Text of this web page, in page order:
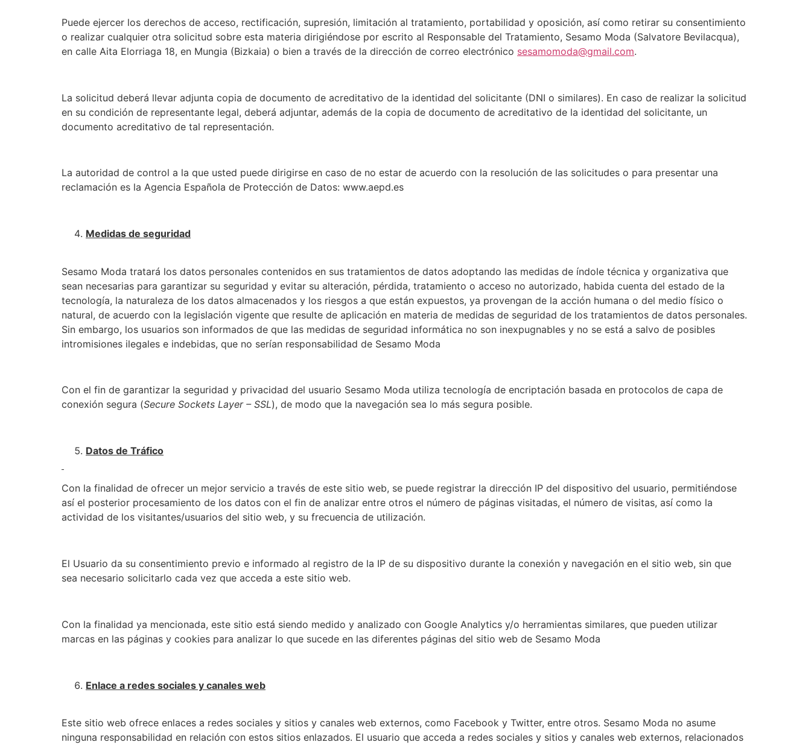
Puede ejercer los derechos de acceso, rectificación, supresión, limitación al tratamiento, portabilidad y oposición, así como retirar su consentimiento
o realizar cualquier otra solicitud sobre esta materia dirigiéndose por escrito al Responsable del Tratamiento, Sesamo Moda (Salvatore Bevilacqua),
en calle Aita Elorriaga 18, en Mungia (Bizkaia) o bien a través de la dirección de correo electrónico sesamomoda@gmail.com.
La solicitud deberá llevar adjunta copia de documento de acreditativo de la identidad del solicitante (DNI o similares). En caso de realizar la solicitud
en su condición de representante legal, deberá adjuntar, además de la copia de documento de acreditativo de la identidad del solicitante, un
documento acreditativo de tal representación.
La autoridad de control a la que usted puede dirigirse en caso de no estar de acuerdo con la resolución de las solicitudes o para presentar una
reclamación es la Agencia Española de Protección de Datos: www.aepd.es
Medidas de seguridad
Sesamo Moda tratará los datos personales contenidos en sus tratamientos de datos adoptando las medidas de índole técnica y organizativa que
sean necesarias para garantizar su seguridad y evitar su alteración, pérdida, tratamiento o acceso no autorizado, habida cuenta del estado de la
tecnología, la naturaleza de los datos almacenados y los riesgos a que están expuestos, ya provengan de la acción humana o del medio físico o
natural, de acuerdo con la legislación vigente que resulte de aplicación en materia de medidas de seguridad de los tratamientos de datos personales.
Sin embargo, los usuarios son informados de que las medidas de seguridad informática no son inexpugnables y no se está a salvo de posibles
intromisiones ilegales e indebidas, que no serían responsabilidad de Sesamo Moda
Con el fin de garantizar la seguridad y privacidad del usuario Sesamo Moda utiliza tecnología de encriptación basada en protocolos de capa de
conexión segura (Secure Sockets Layer – SSL), de modo que la navegación sea lo más segura posible.
Datos de Tráfico
Con la finalidad de ofrecer un mejor servicio a través de este sitio web, se puede registrar la dirección IP del dispositivo del usuario, permitiéndose
así el posterior procesamiento de los datos con el fin de analizar entre otros el número de páginas visitadas, el número de visitas, así como la
actividad de los visitantes/usuarios del sitio web, y su frecuencia de utilización.
El Usuario da su consentimiento previo e informado al registro de la IP de su dispositivo durante la conexión y navegación en el sitio web, sin que
sea necesario solicitarlo cada vez que acceda a este sitio web.
Con la finalidad ya mencionada, este sitio está siendo medido y analizado con Google Analytics y/o herramientas similares, que pueden utilizar
marcas en las páginas y cookies para analizar lo que sucede en las diferentes páginas del sitio web de Sesamo Moda
Enlace a redes sociales y canales web
Este sitio web ofrece enlaces a redes sociales y sitios y canales web externos, como Facebook y Twitter, entre otros. Sesamo Moda no asume
ninguna responsabilidad en relación con estos sitios enlazados. El usuario que acceda a redes sociales y sitios y canales web externos, relacionados